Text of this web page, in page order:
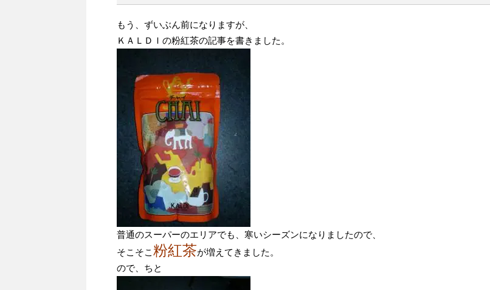
もう、ずいぶん前になりますが、
ＫＡＬＤＩの粉紅茶の記事を書きました。
普通のスーパーのエリアでも、寒いシーズンになりましたので、
そこそこ 粉紅茶が増えてきました。
ので、ちと